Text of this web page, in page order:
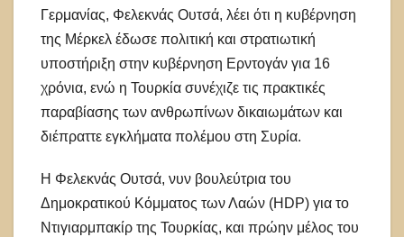
Γερμανίας, Φελεκνάς Ουτσά, λέει ότι η κυβέρνηση
της Μέρκελ έδωσε πολιτική και στρατιωτική
υποστήριξη στην κυβέρνηση Ερντογάν για 16
χρόνια, ενώ η Τουρκία συνέχιζε τις πρακτικές
παραβίασης των ανθρωπίνων δικαιωμάτων και
διέπραττε εγκλήματα πολέμου στη Συρία.
Η Φελεκνάς Ουτσά, νυν βουλεύτρια του
Δημοκρατικού Κόμματος των Λαών (HDP) για το
Ντιγιαρμπακίρ της Τουρκίας, και πρώην μέλος του